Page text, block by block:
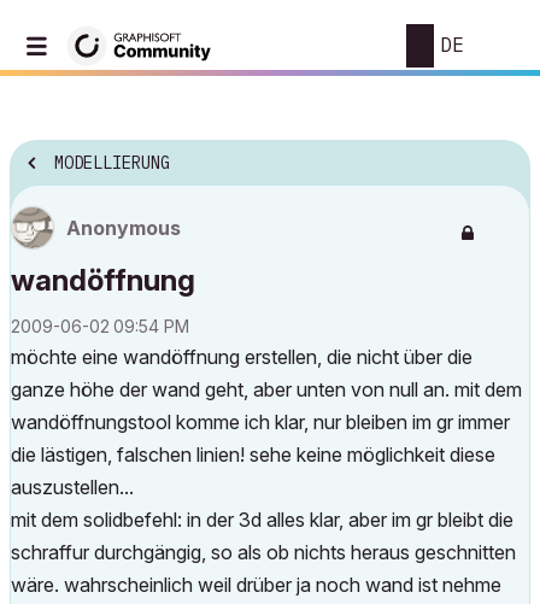
DE
MODELLIERUNG
Anonymous
wandöffnung
‎2009-06-02 09:54 PM
möchte eine wandöffnung erstellen, die nicht über die
ganze höhe der wand geht, aber unten von null an. mit dem
wandöffnungstool komme ich klar, nur bleiben im gr immer
die lästigen, falschen linien! sehe keine möglichkeit diese
auszustellen...
mit dem solidbefehl: in der 3d alles klar, aber im gr bleibt die
schraffur durchgängig, so als ob nichts heraus geschnitten
wäre. wahrscheinlich weil drüber ja noch wand ist nehme